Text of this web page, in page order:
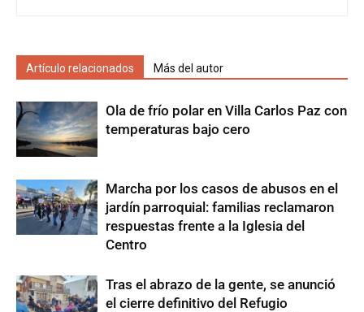
Artículo relacionados Más del autor
Ola de frío polar en Villa Carlos Paz con
temperaturas bajo cero
Marcha por los casos de abusos en el
jardín parroquial: familias reclamaron
respuestas frente a la Iglesia del
Centro
Tras el abrazo de la gente, se anunció
el cierre definitivo del Refugio